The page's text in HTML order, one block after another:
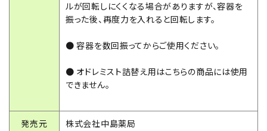
ルが回転しにくくなる場合がありますが、容器を
振った後、再度力を入れると回転します。
● 容器を数回振ってからご使用ください。
● オドレミスト詰替え用はこちらの商品には使用
できません。
発売元 株式会社中島薬局